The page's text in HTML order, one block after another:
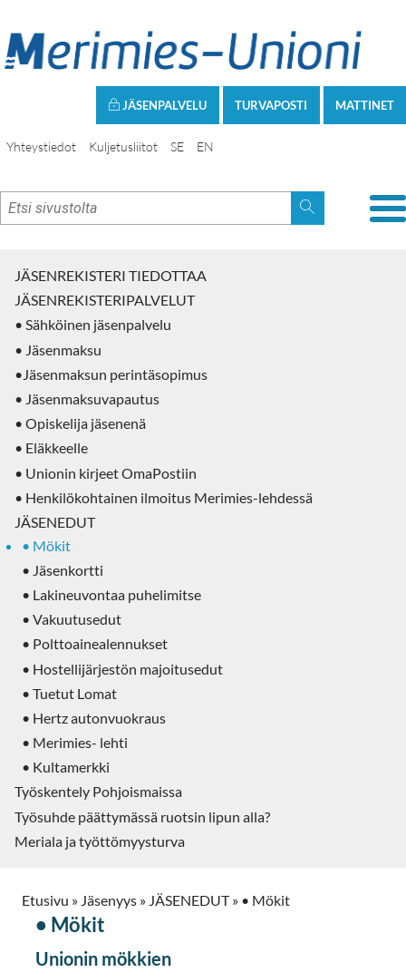
MATTINET
TURVAPOSTI
JÄSENPALVELU
Yhteystiedot Kuljetusliitot SE EN
JÄSENREKISTERI TIEDOTTAA
JÄSENREKISTERIPALVELUT
• Sähköinen jäsenpalvelu
• Jäsenmaksu
•Jäsenmaksun perintäsopimus
• Jäsenmaksuvapautus
• Opiskelija jäsenenä
• Eläkkeelle
• Unionin kirjeet OmaPostiin
• Henkilökohtainen ilmoitus Merimies-lehdessä
JÄSENEDUT
• Mökit
• Jäsenkortti
• Lakineuvontaa puhelimitse
• Vakuutusedut
• Polttoainealennukset
• Hostellijärjestön majoitusedut
• Tuetut Lomat
• Hertz autonvuokraus
• Merimies- lehti
• Kultamerkki
Työskentely Pohjoismaissa
Työsuhde päättymässä ruotsin lipun alla?
Meriala ja työttömyysturva
Etusivu » Jäsenyys » JÄSENEDUT» • Mökit
• Mökit
Unionin mökkien